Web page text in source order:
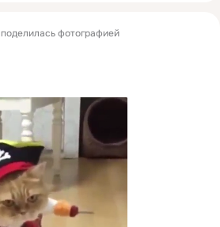
поделилась фотографией